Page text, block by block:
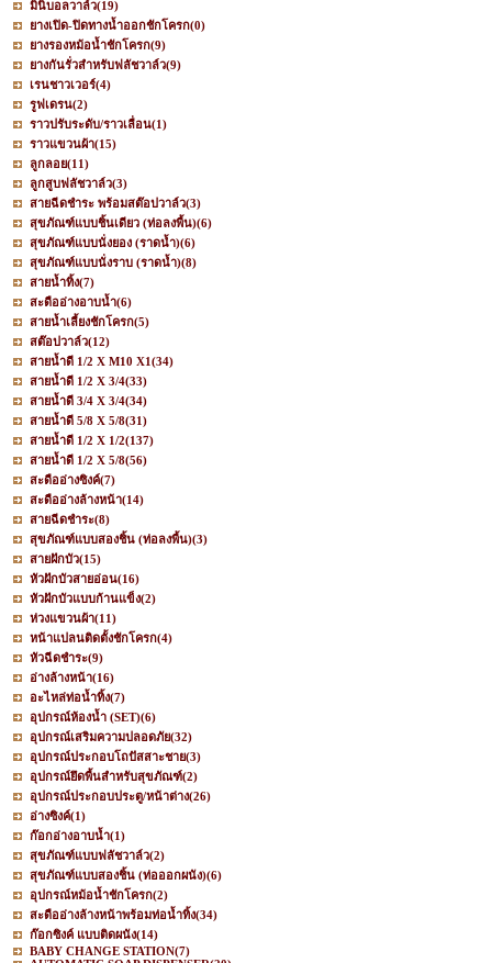
มินิบอลวาล์ว(19)
ยางเปิด-ปิดทางน้ำออกชักโครก(0)
ยางรองหม้อน้ำชักโครก(9)
ยางกันรั่วสำหรับฟลัชวาล์ว(9)
เรนชาวเวอร์(4)
รูฟเดรน(2)
ราวปรับระดับ/ราวเลื่อน(1)
ราวแขวนผ้า(15)
ลูกลอย(11)
ลูกสูบฟลัชวาล์ว(3)
สายฉีดชำระ พร้อมสต๊อปวาล์ว(3)
สุขภัณฑ์แบบชิ้นเดียว (ท่อลงพื้น)(6)
สุขภัณฑ์แบบนั่งยอง (ราดน้ำ)(6)
สุขภัณฑ์แบบนั่งราบ (ราดน้ำ)(8)
สายน้ำทิ้ง(7)
สะดืออ่างอาบน้ำ(6)
สายน้ำเลี้ยงชักโครก(5)
สต๊อปวาล์ว(12)
สายน้ำดี 1/2 X M10 X1(34)
สายน้ำดี 1/2 X 3/4(33)
สายน้ำดี 3/4 X 3/4(34)
สายน้ำดี 5/8 X 5/8(31)
สายน้ำดี 1/2 X 1/2(137)
สายน้ำดี 1/2 X 5/8(56)
สะดืออ่างซิงค์(7)
สะดืออ่างล้างหน้า(14)
สายฉีดชำระ(8)
สุขภัณฑ์แบบสองชิ้น (ท่อลงพื้น)(3)
สายฝักบัว(15)
หัวฝักบัวสายอ่อน(16)
หัวฝักบัวแบบก้านแข็ง(2)
ห่วงแขวนผ้า(11)
หน้าแปลนติดตั้งชักโครก(4)
หัวฉีดชำระ(9)
อ่างล้างหน้า(16)
อะไหล่ท่อน้ำทิ้ง(7)
อุปกรณ์ห้องน้ำ (SET)(6)
อุปกรณ์เสริมความปลอดภัย(32)
อุปกรณ์ประกอบโถปัสสาะชาย(3)
อุปกรณ์ยึดพื้นสำหรับสุขภัณฑ์(2)
อุปกรณ์ประกอบประตู/หน้าต่าง(26)
อ่างซิงค์(1)
ก๊อกอ่างอาบน้ำ(1)
สุขภัณฑ์แบบฟลัชวาล์ว(2)
สุขภัณฑ์แบบสองชิ้น (ท่อออกผนัง)(6)
อุปกรณ์หม้อน้ำชักโครก(2)
สะดืออ่างล้างหน้าพร้อมท่อน้ำทิ้ง(34)
ก๊อกซิงค์ แบบติดผนัง(14)
BABY CHANGE STATION(7)